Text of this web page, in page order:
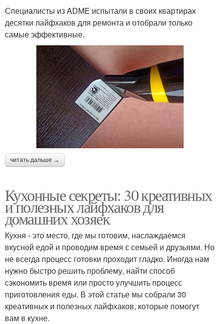
Специалисты из ADME испытали в своих квартирах
десятки лайфхаков для ремонта и отобрали только
самые эффективные.
читать дальше →
Кухонные секреты: 30 креативных
и полезных лайфхаков для
домашних хозяек
Кухня - это место, где мы готовим, наслаждаемся
вкусной едой и проводим время с семьей и друзьями. Но
не всегда процесс готовки проходит гладко. Иногда нам
нужно быстро решить проблему, найти способ
сэкономить время или просто улучшить процесс
приготовления еды. В этой статье мы собрали 30
креативных и полезных лайфхаков, которые помогут
вам в кухне.